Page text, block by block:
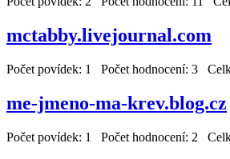
mctabby.livejournal.com
Počet povídek: 1 Počet hodnocení: 3
me-jmeno-ma-krev.blog.cz
Počet povídek: 1 Počet hodnocení: 2